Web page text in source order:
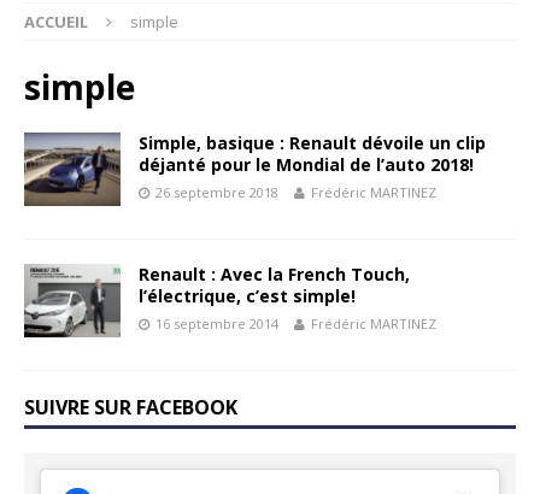
ACCUEIL simple
simple
Simple, basique : Renault dévoile un clip
déjanté pour le Mondial de l’auto 2018!
26 septembre 2018 Frédéric MARTINEZ
Renault : Avec la French Touch,
l’électrique, c’est simple!
16 septembre 2014 Frédéric MARTINEZ
SUIVRE SUR FACEBOOK